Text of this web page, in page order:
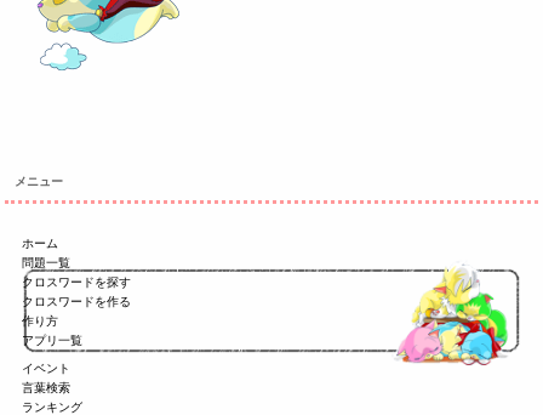
メニュー
ホーム
問題一覧
クロスワードを探す
クロスワードを作る
作り方
アプリ一覧
イベント
言葉検索
ランキング